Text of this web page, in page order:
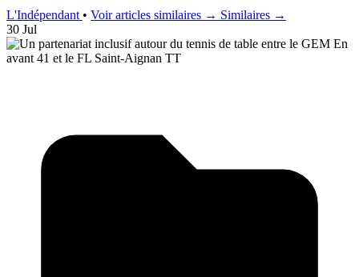
L'Indépendant • Voir articles similaires → Similaires →
30 Jul